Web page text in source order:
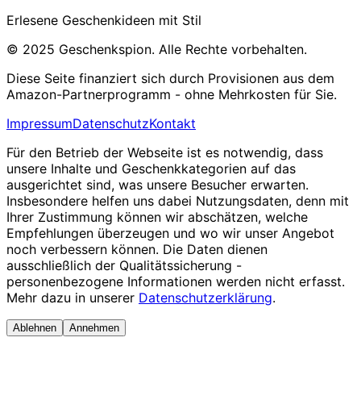
Erlesene Geschenkideen mit Stil
© 2025 Geschenkspion. Alle Rechte vorbehalten.
Diese Seite finanziert sich durch Provisionen aus dem
Amazon-Partnerprogramm - ohne Mehrkosten für Sie.
ImpressumDatenschutzKontakt
Für den Betrieb der Webseite ist es notwendig, dass
unsere Inhalte und Geschenkkategorien auf das
ausgerichtet sind, was unsere Besucher erwarten.
Insbesondere helfen uns dabei Nutzungsdaten, denn mit
Ihrer Zustimmung können wir abschätzen, welche
Empfehlungen überzeugen und wo wir unser Angebot
noch verbessern können. Die Daten dienen
ausschließlich der Qualitätssicherung -
personenbezogene Informationen werden nicht erfasst.
Mehr dazu in unserer Datenschutzerklärung.
Ablehnen Annehmen